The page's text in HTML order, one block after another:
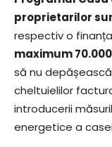
proprietarilor
respectiv o
maximum
să nu
cheltuielilor
introducerii
energetice a